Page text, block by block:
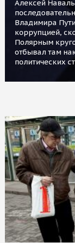
Алексей
Владимира
коррупцией,
Полярным
отбывал там
политических